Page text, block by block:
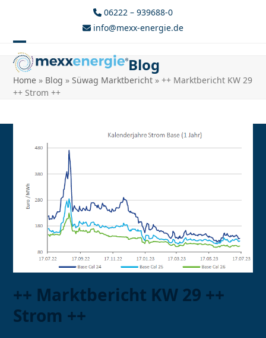
06222 – 939688-0
info@mexx-energie.de
Open
mobile
menu
Close
mobile
menu
Blog
Home » Blog »Süwag Marktbericht »++ Marktbericht KW 29
++ Strom ++
++ Marktbericht KW 29 ++
Strom ++